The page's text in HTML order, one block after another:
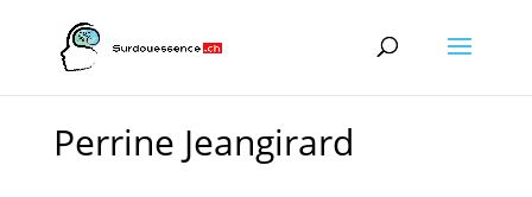
Perrine Jeangirard